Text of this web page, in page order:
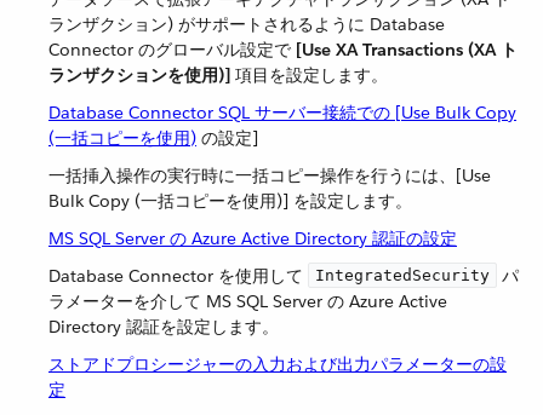
ランザクション) がサポートされるように Database
Connector のグローバル設定で ​ [Use XA Transactions (XA ト
ランザクションを使用)] ​ 項目を設定します。
Database Connector SQL サーバー接続での [Use Bulk Copy
(一括コピーを使用) の設定]
一括挿入操作の実行時に一括コピー操作を行うには、[Use
Bulk Copy (一括コピーを使用)] を設定します。
MS SQL Server の Azure Active Directory 認証の設定
Database Connector を使用して ​
IntegratedSecurity
​ パ
ラメーターを介して MS SQL Server の Azure Active
Directory 認証を設定します。
ストアドプロシージャーの入力および出力パラメーターの設
定